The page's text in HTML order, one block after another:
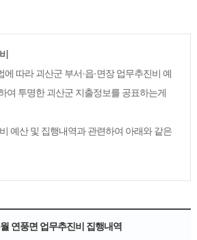
따라 괴산군 부서·읍·면장 업무추진비 예
여 투명한 괴산군 지출정보를 공표하는게
예산 및 집행내역과 관련하여 아래와 같은
연풍면 업무추진비 집행내역